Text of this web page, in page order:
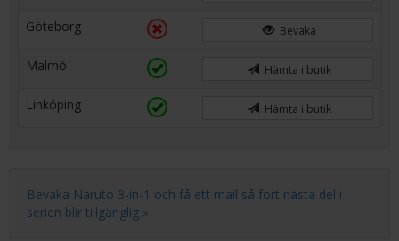
Göteborg Bevaka
Malmö Hämta i butik
Linköping Hämta i butik
Bevaka Naruto 3-in-1 och få ett mail så fort nästa del i
serien blir tillgänglig »